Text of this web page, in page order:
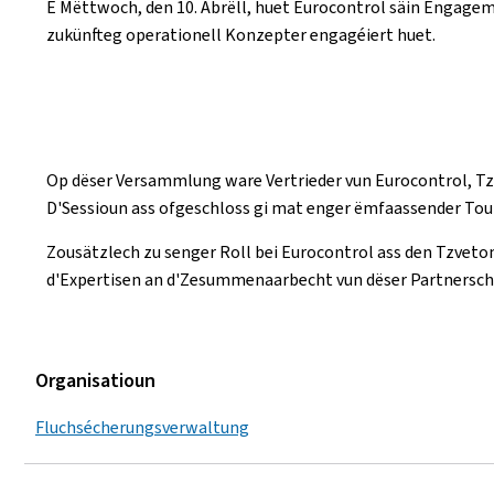
E Mëttwoch, den 10. Abrëll, huet Eurocontrol säin
zukünfteg operationell Konzepter engagéiert huet.
Op dëser Versammlung ware Vertrieder vun Eurocontrol,
D'Sessioun ass ofgeschloss gi mat enger ëmfaassender
Zousätzlech zu senger Roll bei Eurocontrol ass den
d'Expertisen an d'Zesummenaarbecht vun dëser
Organisatioun
Fluchsécherungsverwaltung